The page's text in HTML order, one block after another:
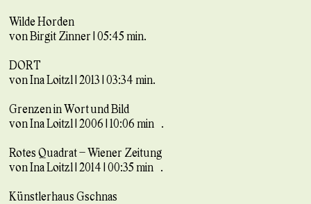
Wilde Horden
von Birgit Zinner | 05:45 min.
DORT
von Ina Loitzl | 2013 | 03:34 min.
Grenzen in Wort und Bild
von Ina Loitzl | 2006 | 10:06 min .
Rotes Quadrat – Wiener Zeitung
von Ina Loitzl | 2014 | 00:35 min .
Künstlerhaus Gschnas